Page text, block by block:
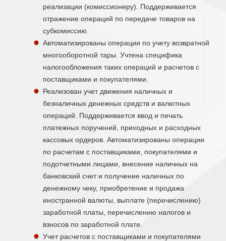
реализации (комиссионеру). Поддерживается
отражение операций по передаче товаров на
субкомиссию.
Автоматизированы операции по учету возвратной
многооборотной тары. Учтена специфика
налогообложения таких операций и расчетов с
поставщиками и покупателями.
Реализован учет движения наличных и
безналичных денежных средств и валютных
операций. Поддерживается ввод и печать
платежных поручений, приходных и расходных
кассовых ордеров. Автоматизированы операции
по расчетам с поставщиками, покупателями и
подотчетными лицами, внесение наличных на
банковский счет и получение наличных по
денежному чеку, приобретение и продажа
иностранной валюты, выплате (перечислению)
заработной платы, перечислению налогов и
взносов по заработной плате.
Учет расчетов с поставщиками и покупателями